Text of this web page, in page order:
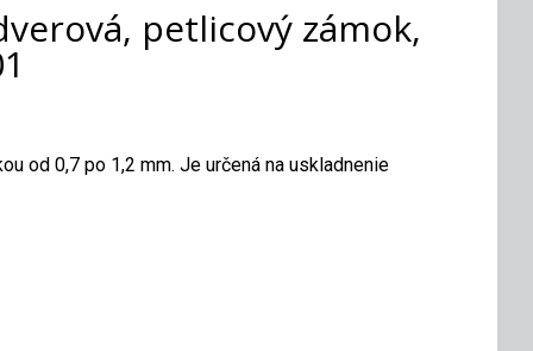
petlicový zámok,
od 0,7 po 1,2 mm. Je určená na uskladnenie